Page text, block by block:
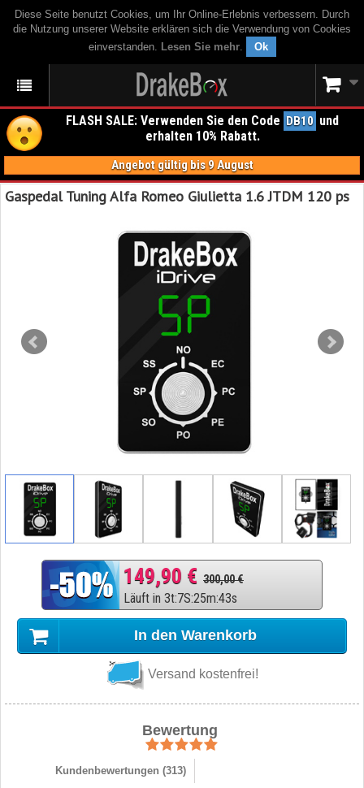
Diese Seite benutzt Cookies, um Ihr Online-Erlebnis verbessern. Durch
die Nutzung unserer Website erklären sich die Verwendung von Cookies
einverstanden. Lesen Sie mehr. Ok
FLASH SALE: Verwenden Sie den Code DB10 und
erhalten 10% Rabatt.
Angebot gültig bis 9 August
Gaspedal Tuning Alfa Romeo Giulietta 1.6 JTDM 120 ps
149,90 € 300,00 €
Läuft in 3t:7S:25m:42s
In den Warenkorb
Versand kostenfrei!
Bewertung
Kundenbewertungen (313)